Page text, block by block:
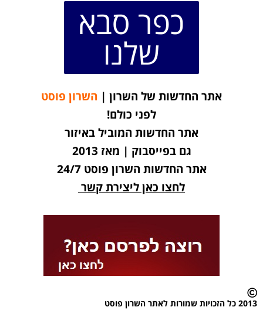
כפר סבא
שלנו
אתר החדשות של השרון | השרון פוסט
לפני כולם!
אתר החדשות המוביל באיזור
גם בפייסבוק | מאז 2013
אתר החדשות השרון פוסט 24/7
לחצו כאן ליצירת קשר
2013 כל הזכויות שמורות לאתר השרון פוסט